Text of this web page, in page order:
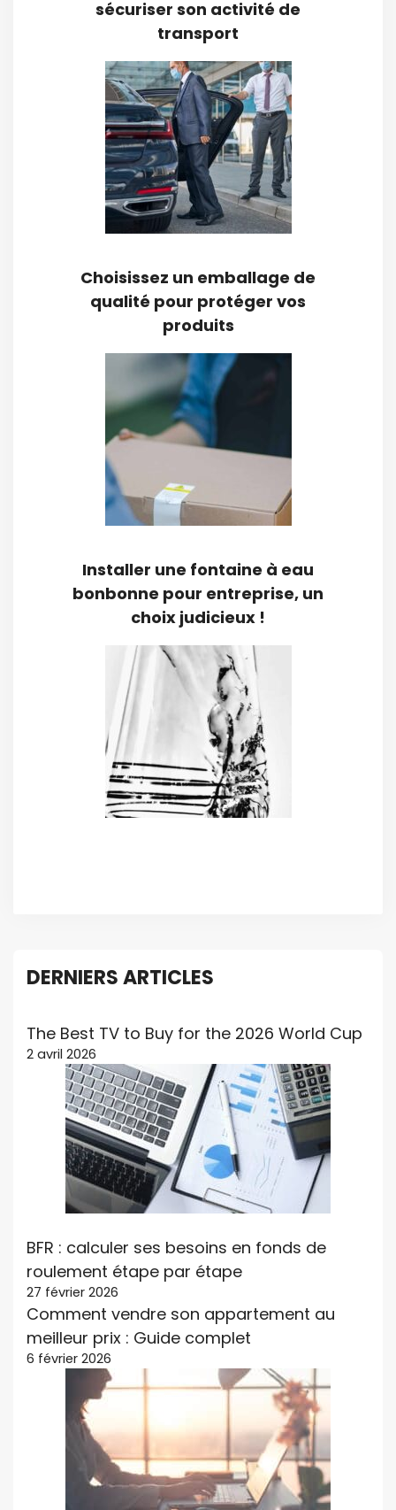
sécuriser son activité de
transport
Choisissez un emballage de
qualité pour protéger vos
produits
Installer une fontaine à eau
bonbonne pour entreprise, un
choix judicieux !
DERNIERS ARTICLES
The Best TV to Buy for the 2026 World Cup
2 avril 2026
BFR : calculer ses besoins en fonds de
roulement étape par étape
27 février 2026
Comment vendre son appartement au
meilleur prix : Guide complet
6 février 2026